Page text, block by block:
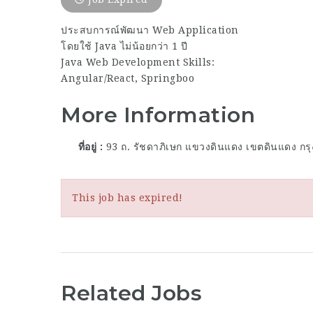
ประสบการณ์พัฒนา Web Application
โดยใช้ Java ไม่น้อยกว่า 1 ปี
Java Web Development Skills:
Angular/React, Springboo
More Information
ที่อยู่ 93 ถ. รัชดาภิเษก แขวงดินแดง เขตดินแดง ก
This job has expired!
Related Jobs